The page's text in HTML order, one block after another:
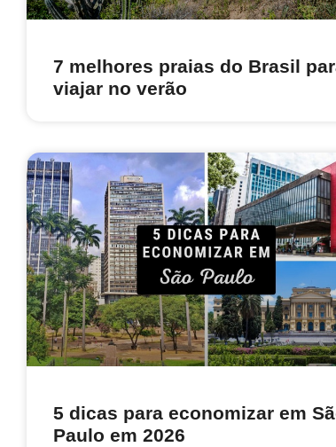
7 melhores praias do Brasil
viajar no verão
5 dicas para economizar em
Paulo em 2026